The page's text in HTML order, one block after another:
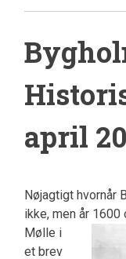
april
Nøjagtigt hvornår
ikke, men år 1600
Mølle i
et brev